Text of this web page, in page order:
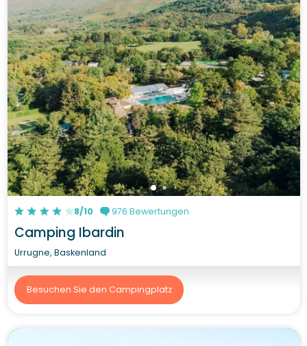
8/10 976 Bewertungen
Camping Ibardin
Urrugne, Baskenland
Besuchen Sie den Campingplatz